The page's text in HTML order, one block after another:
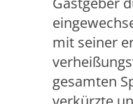
mit seiner
gesamten